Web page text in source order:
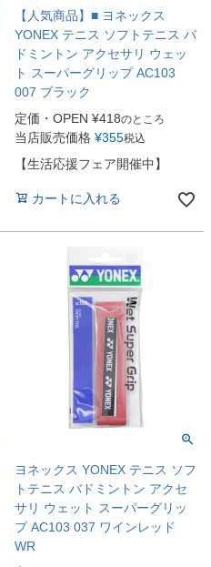
【人気商品】■ ヨネックス
YONEX テニス ソフトテニス バ
ドミントン アクセサリ ウェッ
ト スーパーグリップ AC103
007 ブラック
定価・OPEN ¥418のところ
当店販売価格 ¥355税込
【生活応援フェア開催中】
カートに入れる
ヨネックス YONEX テニス ソフ
トテニス バドミントン アクセ
サリ ウェット スーパーグリッ
プ AC103 037 ワインレッド
WR